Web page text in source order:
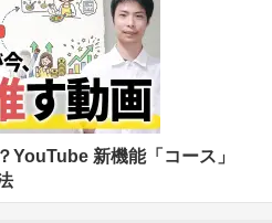
YouTube 新機能「コース」